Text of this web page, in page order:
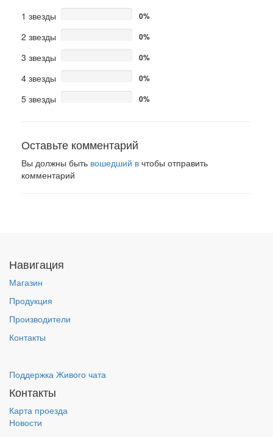
1 звезды
0%
2 звезды 0%
3 звезды 0%
4 звезды 0%
5 звезды 0%
Оставьте комментарий
Вы должны быть вошедший в чтобы отправить
комментарий
Навигация
Магазин
Продукция
Производители
Контакты
Поддержка Живого чата
Контакты
Карта проезда
Новости